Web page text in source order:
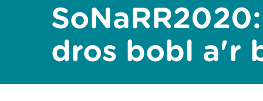
dros bobl a'r